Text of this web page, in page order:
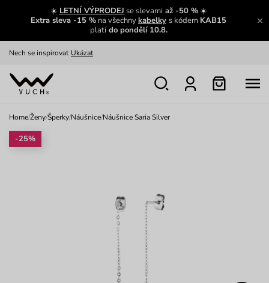
☀️ LETNÍ VÝPRODEJ se slevamiaž -50 %☀️
Extra sleva -15 % na všechnykabelky s kódem KAB15
platído pondělí 10.8.
Výměna a vrácení zdarma Zobrazit
Prohlédnout
Nech se inspirovat Ukázat
Home/Ženy/Šperky/Náušnice/Náušnice Saria Silver
-25%